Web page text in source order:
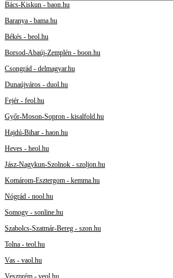
Bács-Kiskun - baon.hu
Baranya - bama.hu
Békés - beol.hu
Borsod-Abaúj-Zemplén - boon.hu
Csongrád - delmagyar.hu
Dunaújváros - duol.hu
Fejér - feol.hu
Győr-Moson-Sopron - kisalfold.hu
Hajdú-Bihar - haon.hu
Heves - heol.hu
Jász-Nagykun-Szolnok - szoljon.hu
Komárom-Esztergom - kemma.hu
Nógrád - nool.hu
Somogy - sonline.hu
Szabolcs-Szatmár-Bereg - szon.hu
Tolna - teol.hu
Vas - vaol.hu